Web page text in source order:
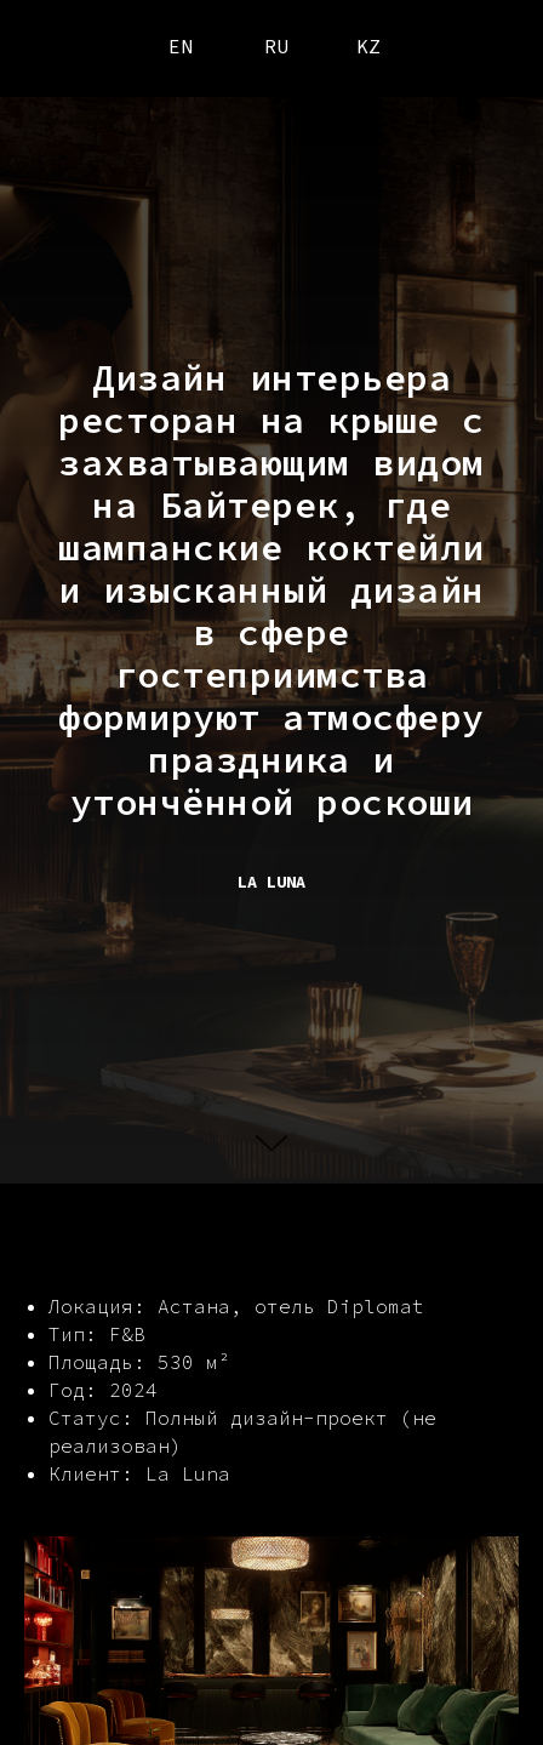
KZ
RU
EN
Дизайн интерьера
ресторан на крыше с
захватывающим видом
на Байтерек, где
шампанские коктейли
и изысканный дизайн
в сфере
гостеприимства
формируют атмосферу
праздника и
утончённой роскоши
LA LUNA
Локация: Астана, отель Diplomat
Тип: F&B
Площадь: 530 м²
Год: 2024
Статус: Полный дизайн-проект (не
реализован)
Клиент: La Luna